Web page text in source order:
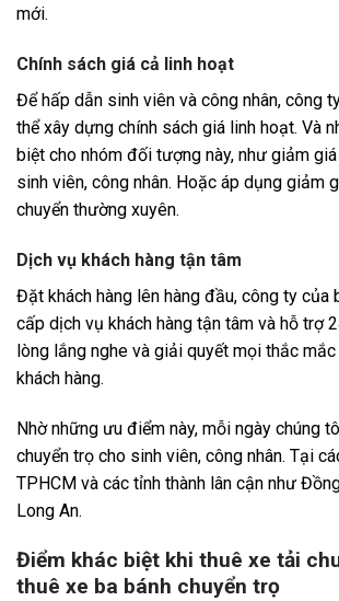
mới.
Chính sách giá cả linh hoạt
Để hấp dẫn sinh viên và công nhân, công
thể xây dựng chính sách giá linh hoạt. Và
biệt cho nhóm đối tượng này, như giảm
sinh viên, công nhân. Hoặc áp dụng giảm
chuyển thường xuyên.
Dịch vụ khách hàng tận tâm
Đặt khách hàng lên hàng đầu, công ty của
cấp dịch vụ khách hàng tận tâm và hỗ trợ
lòng lắng nghe và giải quyết mọi thắc
khách hàng.
Nhờ những ưu điểm này, mỗi ngày chúng
chuyển trọ cho sinh viên, công nhân. Tại
TPHCM và các tỉnh thành lân cận như
Long An.
Điểm khác biệt khi thuê xe tải
thuê xe ba bánh chuyển trọ